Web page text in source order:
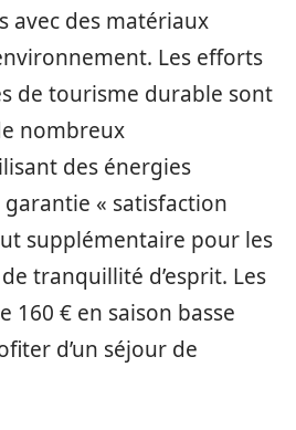
avec des matériaux
Les efforts
de tourisme durable sont
nombreux
des énergies
« satisfaction
supplémentaire pour les
tranquillité d’esprit. Les
160 € en saison basse
d’un séjour de